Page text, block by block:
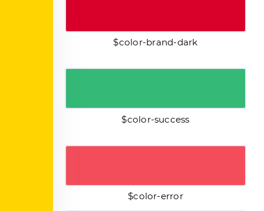
$color-brand-dark
$color-success
$color-error